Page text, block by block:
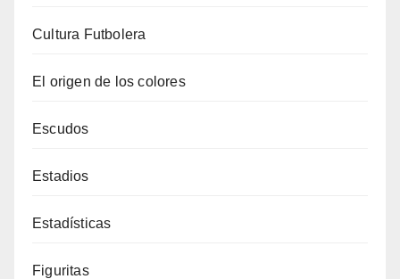
Cultura Futbolera
El origen de los colores
Escudos
Estadios
Estadísticas
Figuritas